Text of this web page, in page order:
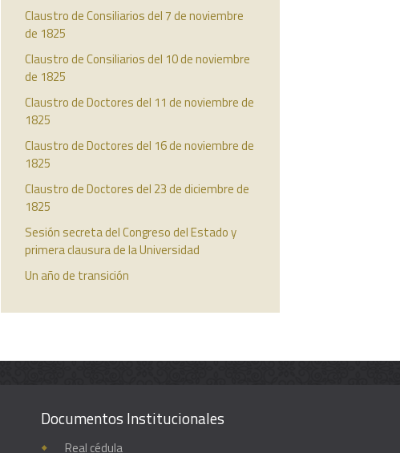
Claustro de Consiliarios del 7 de noviembre
de 1825
Claustro de Consiliarios del 10 de noviembre
de 1825
Claustro de Doctores del 11 de noviembre de
1825
Claustro de Doctores del 16 de noviembre de
1825
Claustro de Doctores del 23 de diciembre de
1825
Sesión secreta del Congreso del Estado y
primera clausura de la Universidad
Un año de transición
Documentos Institucionales
Real cédula